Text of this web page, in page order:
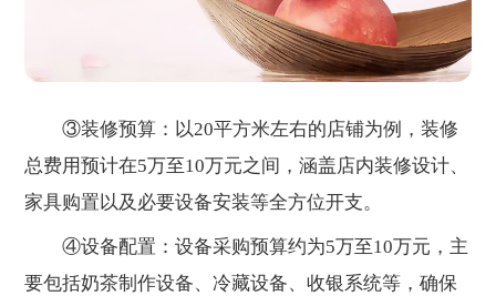
③装修预算：以20平方米左右的店铺为例，装修
总费用预计在5万至10万元之间，涵盖店内装修设计、
家具购置以及必要设备安装等全方位开支。
④设备配置：设备采购预算约为5万至10万元，主
要包括奶茶制作设备、冷藏设备、收银系统等，确保